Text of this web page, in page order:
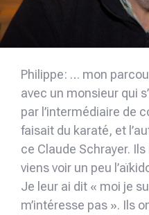
Philippe: … mon
avec un monsieur qui
par l’intermédiaire de
faisait du karaté, et
ce Claude Schrayer. Ils
viens voir un peu
Je leur ai dit « moi je
m’intéresse pas ». Ils